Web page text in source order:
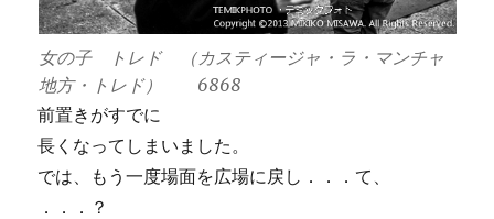
女の子 トレド （カスティージャ・ラ・マンチャ
地方・トレド） 6868
前置きがすでに
長くなってしまいました。
では、もう一度場面を広場に戻し．．．て、
．．．？